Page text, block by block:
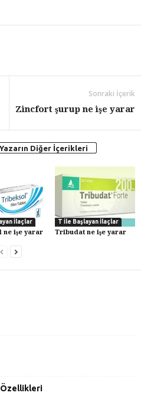
Sonraki İçerik
Zincfort şurup ne işe yarar
Yazarın Diğer İçerikleri
İlaçlar
ne işe yarar
T İle Başlayan İlaçlar
Tribudat ne işe yarar
Özellikleri